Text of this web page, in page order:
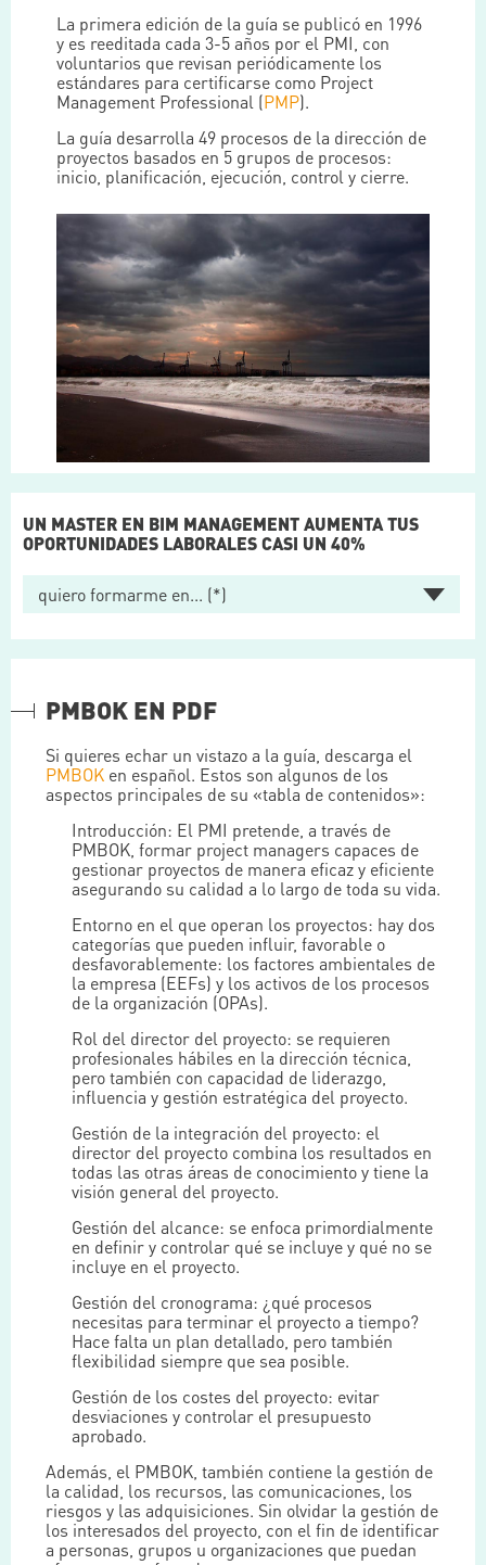
La primera edición de la guía se publicó en 1996
y es reeditada cada 3-5 años por el PMI, con
voluntarios que revisan periódicamente los
estándares para certificarse como Project
Management Professional (PMP).
La guía desarrolla 49 procesos de la dirección de
proyectos basados en 5 grupos de procesos:
inicio, planificación, ejecución, control y cierre.
UN MASTER EN BIM MANAGEMENT AUMENTA TUS
OPORTUNIDADES LABORALES CASI UN 40%
PMBOK EN PDF
Si quieres echar un vistazo a la guía, descarga el
PMBOK en español. Estos son algunos de los
aspectos principales de su «tabla de contenidos»:
Introducción: El PMI pretende, a través de
PMBOK, formar project managers capaces de
gestionar proyectos de manera eficaz y eficiente
asegurando su calidad a lo largo de toda su vida.
Entorno en el que operan los proyectos: hay dos
categorías que pueden influir, favorable o
desfavorablemente: los factores ambientales de
la empresa (EEFs) y los activos de los procesos
de la organización (OPAs).
Rol del director del proyecto: se requieren
profesionales hábiles en la dirección técnica,
pero también con capacidad de liderazgo,
influencia y gestión estratégica del proyecto.
Gestión de la integración del proyecto: el
director del proyecto combina los resultados en
todas las otras áreas de conocimiento y tiene la
visión general del proyecto.
Gestión del alcance: se enfoca primordialmente
en definir y controlar qué se incluye y qué no se
incluye en el proyecto.
Gestión del cronograma: ¿qué procesos
necesitas para terminar el proyecto a tiempo?
Hace falta un plan detallado, pero también
flexibilidad siempre que sea posible.
Gestión de los costes del proyecto: evitar
desviaciones y controlar el presupuesto
aprobado.
Además, el PMBOK, también contiene la gestión de
la calidad, los recursos, las comunicaciones, los
riesgos y las adquisiciones. Sin olvidar la gestión de
los interesados del proyecto, con el fin de identificar
a personas, grupos u organizaciones que puedan